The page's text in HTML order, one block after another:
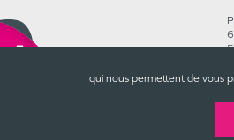
qui nous permettent de vous